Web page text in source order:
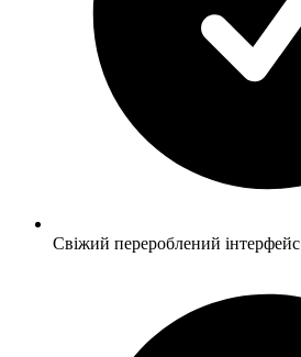
Свіжий перероблений інтерфейс